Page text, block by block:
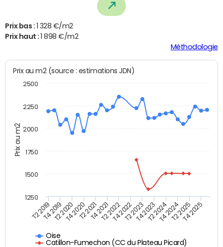
Prix bas : 1 328 €/m2
Prix haut :1 898 €/m2
Méthodologie
Prix au m2
Prix au m2 (source : estimations JDN)
Oise
Catillon-Fumechon (CC du Plateau Picard)
T2 2019T4 2019T2 2020T4 2020T2 2021T4 2021T2 2022T4 2022T2 2023T4 2023T2 2024T4 2024T2 2025T4 2025
1250
1500
1750
2000
2250
2500